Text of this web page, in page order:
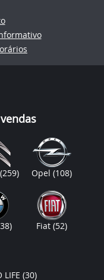
(259) Opel(108)
Fiat(52)
LIFE (30)